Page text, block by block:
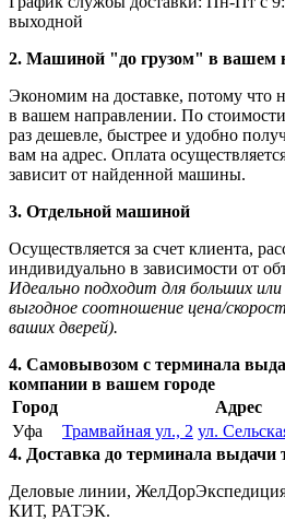
выходной
2. Машиной "до грузом" в вашем
Экономим на доставке, потому
в вашем направлении. По стоимости
раз дешевле, быстрее и удобно
вам на адрес. Оплата
зависит от найденной машины.
3. Отдельной машиной
Осуществляется за счет клиента,
индивидуально в зависимости от
Идеально подходит для больших
выгодное соотношение цена/
ваших дверей).
4. Самовывозом с терминала
компании в вашем городе
Город
Адрес
Уфа
Трамвайная ул., 2 ул.
4. Доставка до терминала выдачи
Деловые линии,
КИТ, РАТЭК.